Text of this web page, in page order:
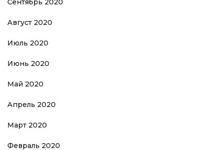
Сентябрь 2020
Август 2020
Июль 2020
Июнь 2020
Май 2020
Апрель 2020
Март 2020
Февраль 2020